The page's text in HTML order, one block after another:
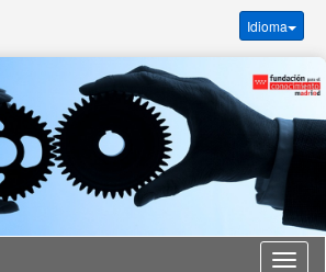
Idioma
Idioma